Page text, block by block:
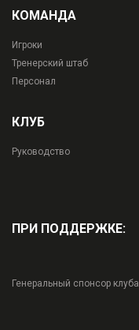
КОМАНДА
Игроки
Тренерский штаб
Персонал
КЛУБ
Руководство
ПРИ ПОДДЕРЖКЕ:
Генеральный спонсор клуба